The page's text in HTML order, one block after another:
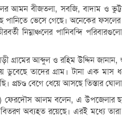
আমন বীজতলা, সবজি, বাদাম ও
পানিতে ভেসে গেছে। অনেকের ফসলের
নিম্নাঞ্চলের পানিবন্দি
গ্রামের আব্দুল ও রহিম উদ্দিন
তাদের গ্রাম। টানা এক মাস
বেগে ধেয়ে আসছে তিস্তার ঘোলা
ফেরদৌস আলম বলেন, এ উপজেলার
বিতরণ অব্যহত রয়েছে। এরই মধ্যে